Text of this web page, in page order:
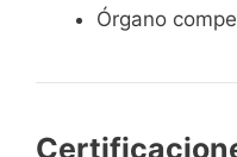
Órgano